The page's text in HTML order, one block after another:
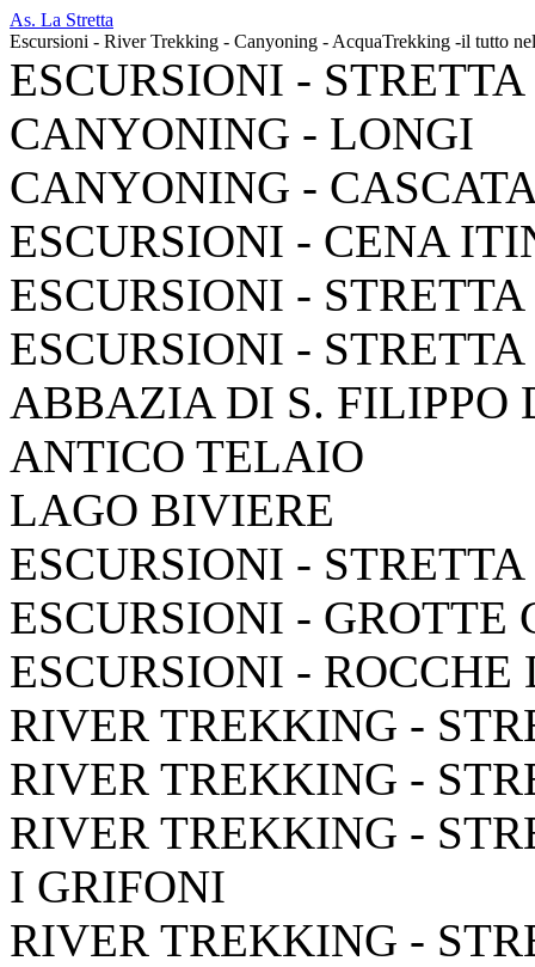
As. La Stretta
Escursioni - River Trekking - Canyoning - AcquaTrekking -il tutto
ESCURSIONI -
CANYONING - LONGI
CANYONING -
ESCURSIONI - CENA
ESCURSIONI -
ESCURSIONI -
ABBAZIA DI S. FILIPPO
ANTICO TELAIO
LAGO BIVIERE
ESCURSIONI -
ESCURSIONI - GROTTE
ESCURSIONI - ROCCHE
RIVER TREKKING -
RIVER TREKKING -
RIVER TREKKING -
I GRIFONI
RIVER TREKKING -